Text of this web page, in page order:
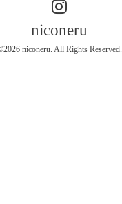
niconeru
niconeru. All Rights Reserved.